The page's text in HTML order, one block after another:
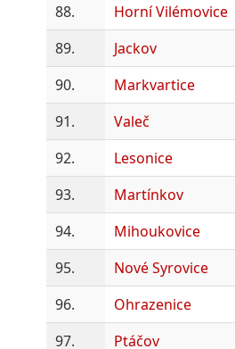
88.
Horní Vilémovice
89.
Jackov
90.
Markvartice
91.
Valeč
92.
Lesonice
93.
Martínkov
94.
Mihoukovice
95.
Nové Syrovice
96.
Ohrazenice
97.
Ptáčov